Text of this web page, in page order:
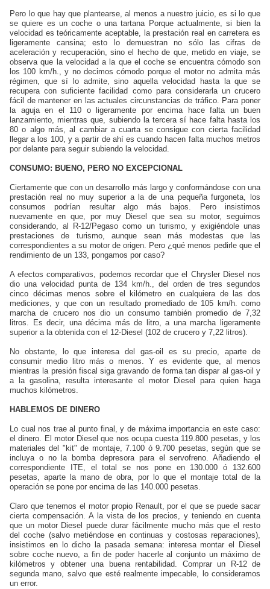
Pero lo que hay que plantearse, al menos a nuestro juicio, es si lo que
se quiere es un coche o una tartana Porque actualmente, si bien la
velocidad es teóricamente aceptable, la prestación real en carretera es
ligeramente cansina; esto lo demuestran no sólo las cifras de
aceleración y recuperación, sino el hecho de que, metido en viaje, se
observa que la velocidad a la que el coche se encuentra cómodo son
los 100 km/h., y no decimos cómodo porque el motor no admita más
régimen, que sí lo admite, sino aquella velocidad hasta la que se
recupera con suficiente facilidad como para considerarla un crucero
fácil de mantener en las actuales circunstancias de tráfico. Para poner
la aguja en el 110 o ligeramente por encima hace falta un buen
lanzamiento, mientras que, subiendo la tercera sí hace falta hasta los
80 o algo más, al cambiar a cuarta se consigue con cierta facilidad
llegar a los 100, y a partir de ahí es cuando hacen falta muchos metros
por delante para seguir subiendo la velocidad.
CONSUMO: BUENO, PERO NO EXCEPCIONAL
Ciertamente que con un desarrollo más largo y conformándose con una
prestación real no muy superior a la de una pequeña furgoneta, los
consumos podrían resultar algo más bajos. Pero insistimos
nuevamente en que, por muy Diesel que sea su motor, seguimos
considerando, al
R-12/Pegaso como un turismo, y exigiéndole unas
prestaciones de turismo, aunque sean más modestas que las
correspondientes a su motor de origen. Pero ¿qué menos pedirle que el
rendimiento de un 133, pongamos por caso?
A efectos comparativos, podemos recordar que el Chrysler Diesel nos
dio una velocidad punta de 134 km/h., del orden de tres segundos
cinco décimas menos sobre el kilómetro en cualquiera de las dos
mediciones, y que con un resultado promediado de 105 km/h. como
marcha de crucero nos dio un consumo también promedio de 7,32
litros. Es decir, una décima más de litro, a una marcha ligeramente
superior a la obtenida con el 12-Diesel (102 de crucero y 7,22 litros).
No obstante, lo que interesa del gas-oil es su precio, aparte de
consumir medio litro más o menos. Y es evidente que, al menos
mientras la presión fiscal siga gravando de forma tan dispar al gas-oil y
a la gasolina, resulta interesante el motor Diesel para quien haga
muchos kilómetros.
HABLEMOS DE DINERO
Lo cual nos trae al punto final, y de máxima importancia en este caso:
el dinero. El motor Diesel que nos ocupa cuesta 119.800 pesetas, y los
materiales del "kit" de montaje, 7.100 ó 9.700 pesetas, según que se
incluya o no la bomba depresora para el servofreno. Añadiendo el
correspondiente ITE, el total se nos pone en 130.000 ó 132.600
pesetas, aparte la mano de obra, por lo que el montaje total de la
operación se pone por encima de las 140.000 pesetas.
Claro que tenemos el motor propio Renault, por el que se puede sacar
cierta compensación. A la vista de los precios, y teniendo en cuenta
que un motor Diesel puede durar fácilmente mucho más que el resto
del coche (salvo metiéndose en continuas y costosas reparaciones),
insistimos en lo dicho la pasada semana: interesa montar el Diesel
sobre coche nuevo, a fin de poder hacerle al conjunto un máximo de
kilómetros y obtener una buena rentabilidad. Comprar un
R-12de
segunda mano, salvo que esté realmente impecable, lo consideramos
un error.